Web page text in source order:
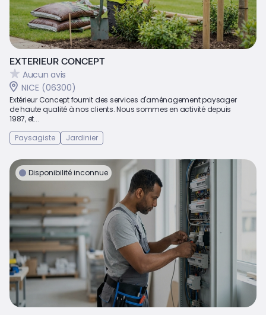
EXTERIEUR CONCEPT
Aucun avis
NICE (06300)
Extérieur Concept fournit des services d'aménagement paysager
de haute qualité à nos clients. Nous sommes en activité depuis
1987, et...
Paysagiste
Jardinier
Disponibilité inconnue